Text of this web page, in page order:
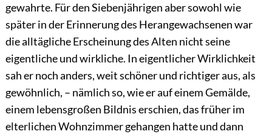
gewahrte. Für den Siebenjährigen aber sowohl wie
später in der Erinnerung des Herangewachsenen war
die alltägliche Erscheinung des Alten nicht seine
eigentliche und wirkliche. In eigentlicher Wirklichkeit
sah er noch anders, weit schöner und richtiger aus, als
gewöhnlich, – nämlich so, wie er auf einem Gemälde,
einem lebensgroßen Bildnis erschien, das früher im
elterlichen Wohnzimmer gehangen hatte und dann